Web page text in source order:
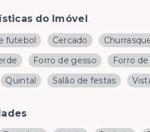
do Imóvel
futebol Cercado
Forro de gesso Forro
Quintal Salão de festas